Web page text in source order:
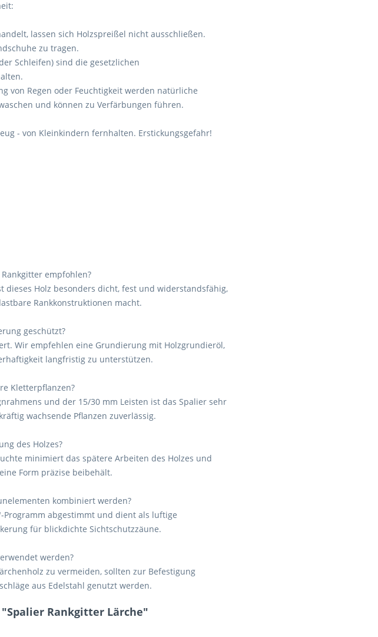
lassen sich Holzspreißel nicht ausschließen.
zu tragen.
Schleifen) sind die gesetzlichen
von Regen oder Feuchtigkeit werden natürliche
und können zu Verfärbungen führen.
- von Kleinkindern fernhalten. Erstickungsgefahr!
empfohlen?
dieses Holz besonders dicht, fest und widerstandsfähig,
Rankkonstruktionen macht.
geschützt?
Wir empfehlen eine Grundierung mit Holzgrundieröl,
langfristig zu unterstützen.
Kletterpflanzen?
und der 15/30 mm Leisten ist das Spalier sehr
wachsende Pflanzen zuverlässig.
des Holzes?
minimiert das spätere Arbeiten des Holzes und
Form präzise beibehält.
kombiniert werden?
Programm abgestimmt und dient als luftige
für blickdichte Sichtschutzzäune.
werden?
zu vermeiden, sollten zur Befestigung
aus Edelstahl genutzt werden.
Rankgitter Lärche"